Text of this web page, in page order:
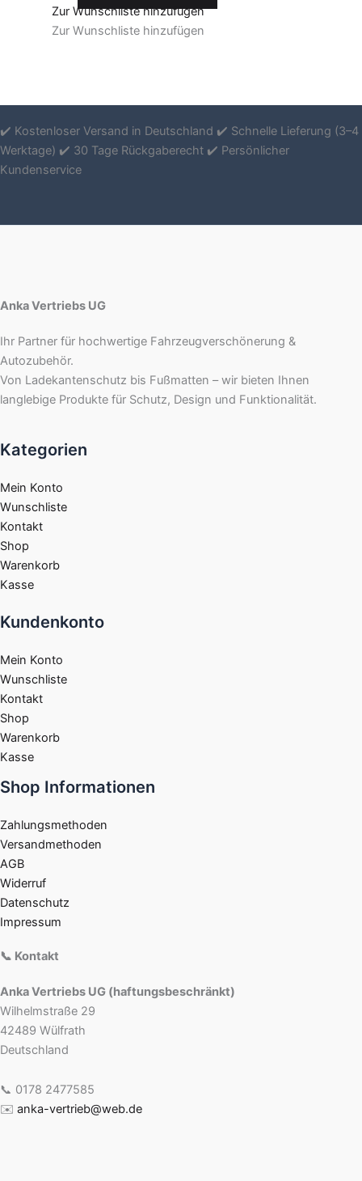
Zur Wunschliste hinzufügen
Zur Wunschliste hinzufügen
✔️ Kostenloser Versand in Deutschland ✔️ Schnelle Lieferung (3–4
Werktage) ✔️ 30 Tage Rückgaberecht ✔️ Persönlicher
Kundenservice
Anka Vertriebs UG
Ihr Partner für hochwertige Fahrzeugverschönerung &
Autozubehör.
Von Ladekantenschutz bis Fußmatten – wir bieten Ihnen
langlebige Produkte für Schutz, Design und Funktionalität.
Kategorien
Mein Konto
Wunschliste
Kontakt
Shop
Warenkorb
Kasse
Kundenkonto
Mein Konto
Wunschliste
Kontakt
Shop
Warenkorb
Kasse
Shop Informationen
Zahlungsmethoden
Versandmethoden
AGB
Widerruf
Datenschutz
Impressum
📞 Kontakt
Anka Vertriebs UG (haftungsbeschränkt)
Wilhelmstraße 29
42489 Wülfrath
Deutschland
📞 0178 2477585
✉️ anka-vertrieb@web.de